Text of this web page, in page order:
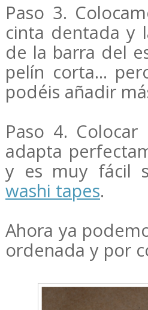
Paso 3.
cinta dentada y
de la barra del
pelín corta...
podéis añadir
Paso 4.
adapta
y es muy fácil
washi tapes.
Ahora ya
ordenada y por